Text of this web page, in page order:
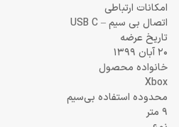
امکانات ارتباطی
اتصال بی سیم – USB C
تاریخ عرضه
20 آبان 1399
خانواده محصول
Xbox
محدوده استفاده بی‌سیم
9 متر